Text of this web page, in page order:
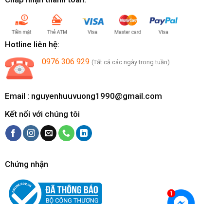
Hotline liên hệ:
0976 306 929 (Tất cả các ngày trong tuần)
Email : nguyenhuuvuong1990@gmail.com
Kết nối với chúng tôi
Chứng nhận